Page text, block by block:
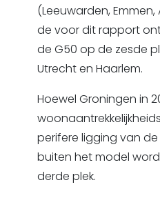
(Leeuwarden,
de voor dit rapport
de G50 op de zesde
Utrecht en Haarlem.
Hoewel Groningen in
perifere ligging van
buiten het model
derde plek.